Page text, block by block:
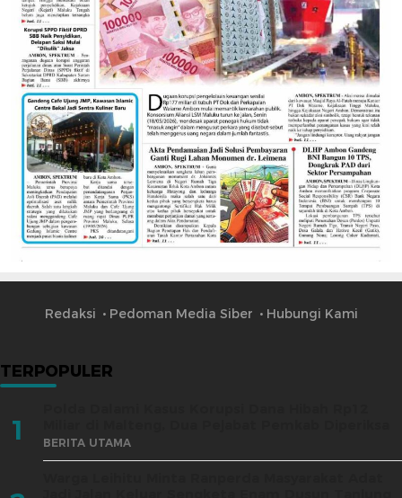
Redaksi Pedoman Media Siber Hubungi Kami
TERPOPULER
1 BERITA UTAMA